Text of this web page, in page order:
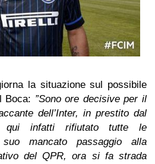
la situazione sul possibile
Boca: ”Sono ore decisive per il
dell’Inter, in prestito dal
qui infatti rifiutato tutte le
mancato passaggio alla
del QPR, ora si fa strada